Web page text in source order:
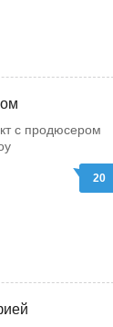
с продюсером
20